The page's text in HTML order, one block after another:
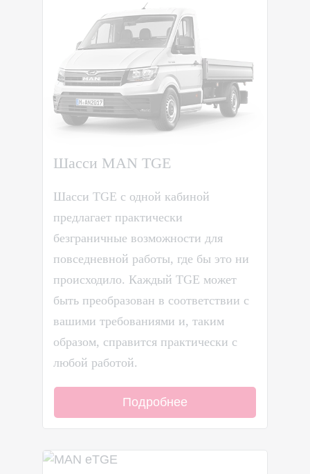
Шасси MAN TGE
Шасси TGE с одной кабиной
предлагает практически
безграничные возможности для
повседневной работы, где бы это ни
происходило. Каждый TGE может
быть преобразован в соответствии с
вашими требованиями и, таким
образом, справится практически с
любой работой.
Подробнее